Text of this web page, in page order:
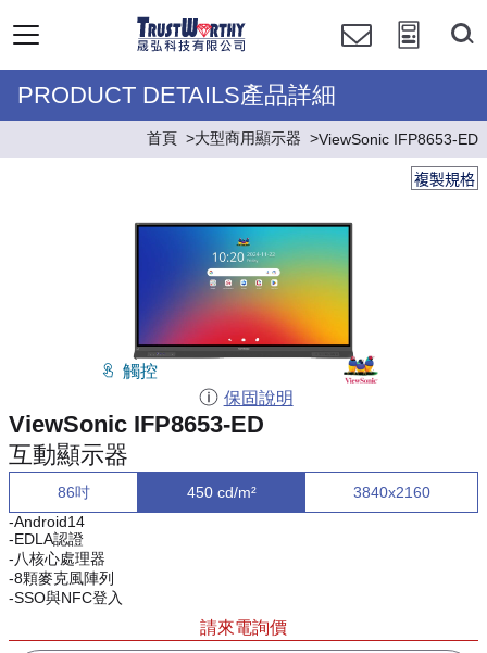
PRODUCT DETAILS產品詳細
首頁 大型商用顯示器 ViewSonic IFP8653-ED
複製規格
觸控
保固說明
ViewSonic IFP8653-ED
互動顯示器
86吋 450 cd/m²
3840x2160
-Android14
-EDLA認證
-八核心處理器
-8顆麥克風陣列
-SSO與NFC登入
請來電詢價